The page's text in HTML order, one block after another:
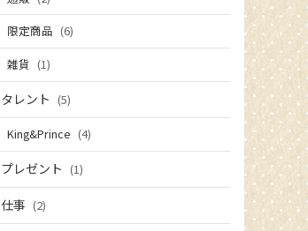
限定商品 (6)
雑貨 (1)
タレント (5)
King&Prince (4)
プレゼント (1)
仕事 (2)